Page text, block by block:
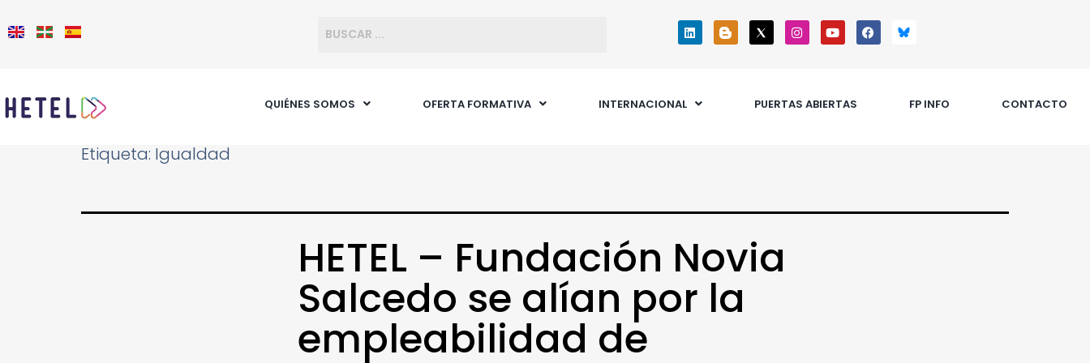
QUIÉNES SOMOS OFERTA FORMATIVA INTERNACIONAL PUERTAS ABIERTAS FP INFO CONTACTO
Etiqueta: Igualdad
HETEL – Fundación Novia
Salcedo se alían por la
empleabilidad de